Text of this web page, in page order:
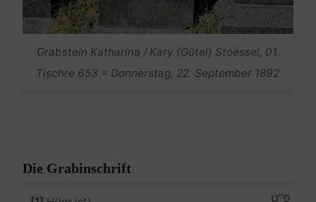
Grabstein Katharina / Kary (Gütel) Stoessel, 01.
Tischre 653 = Donnerstag, 22. September 1892
Die Grabinschrift
פ”ט